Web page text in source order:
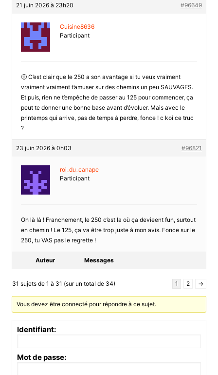
21 juin 2026 à 23h20 #96649
Cuisine8636
Participant
🙂 C’est clair que le 250 a son avantage si tu veux vraiment
vraiment vraiment t’amuser sur des chemins un peu SAUVAGES.
Et puis, rien ne t’empêche de passer au 125 pour commencer, ça
peut te donner une bonne base avant d’évoluer. Mais avec le
printemps qui arrive, pas de temps à perdre, fonce ! c koi ce truc
?
23 juin 2026 à 0h03 #96821
roi_du_canape
Participant
Oh là là ! Franchement, le 250 c’est la où ça devieent fun, surtout
en chemin ! Le 125, ça va être trop juste à mon avis. Fonce sur le
250, tu VAS pas le regrette !
Auteur Messages
31 sujets de 1 à 31 (sur un total de 34) 1 2 →
Vous devez être connecté pour répondre à ce sujet.
Identifiant:
Mot de passe: